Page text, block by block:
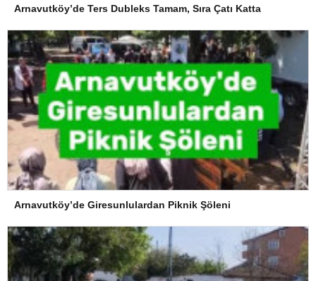
Arnavutköy’de Ters Dubleks Tamam, Sıra Çatı Katta
Arnavutköy’de Giresunlulardan Piknik Şöleni